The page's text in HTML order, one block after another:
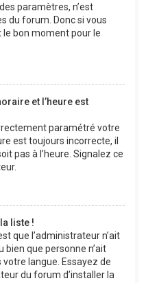
paramètres, n’est
du forum. Donc si vous
le bon moment pour le
et l’heure est
paramétré votre
est toujours incorrecte, il
pas à l’heure. Signalez ce
liste !
que l’administrateur n’ait
bien que personne n’ait
langue. Essayez de
du forum d’installer la